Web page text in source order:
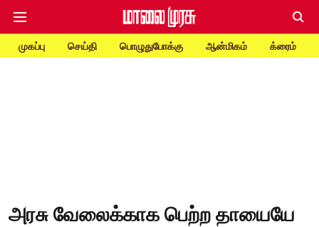
முகப்பு செய்தி பொழுதுபோக்கு ஆன்மிகம் க்ரைம்
அரசு வேலைக்காக பெற்ற தாயையே